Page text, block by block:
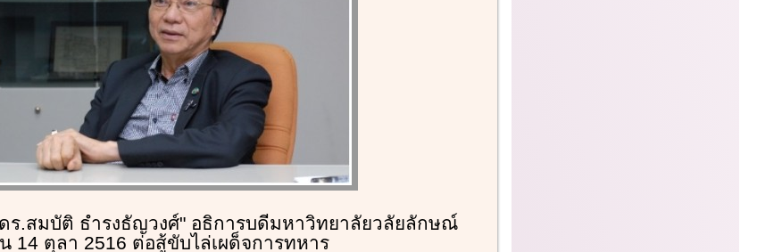
ร.สมบัติ ธำรงธัญวงศ์" อธิการบดีมหาวิทยาลัยวลัยลักษณ์
14 ตุลา 2516 ต่อสู้ขับไล่เผด็จการทหาร